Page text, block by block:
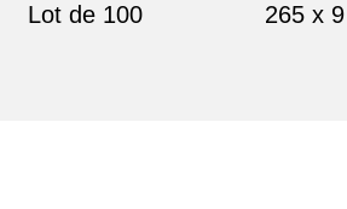
Lot de 100 265 x